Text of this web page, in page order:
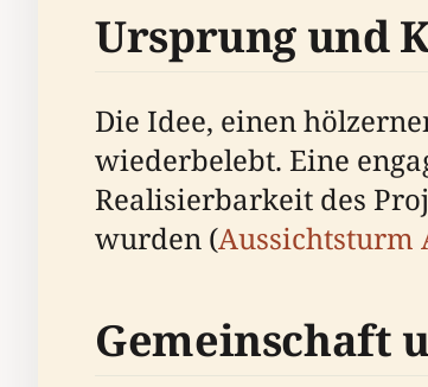
Ursprung und
Die Idee, einen
wiederbelebt. Eine
Realisierbarkeit des
wurden (Aussichtsturm
Gemeinschaft